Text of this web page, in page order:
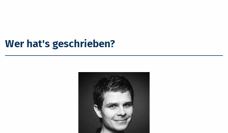
Wer hat's geschrieben?